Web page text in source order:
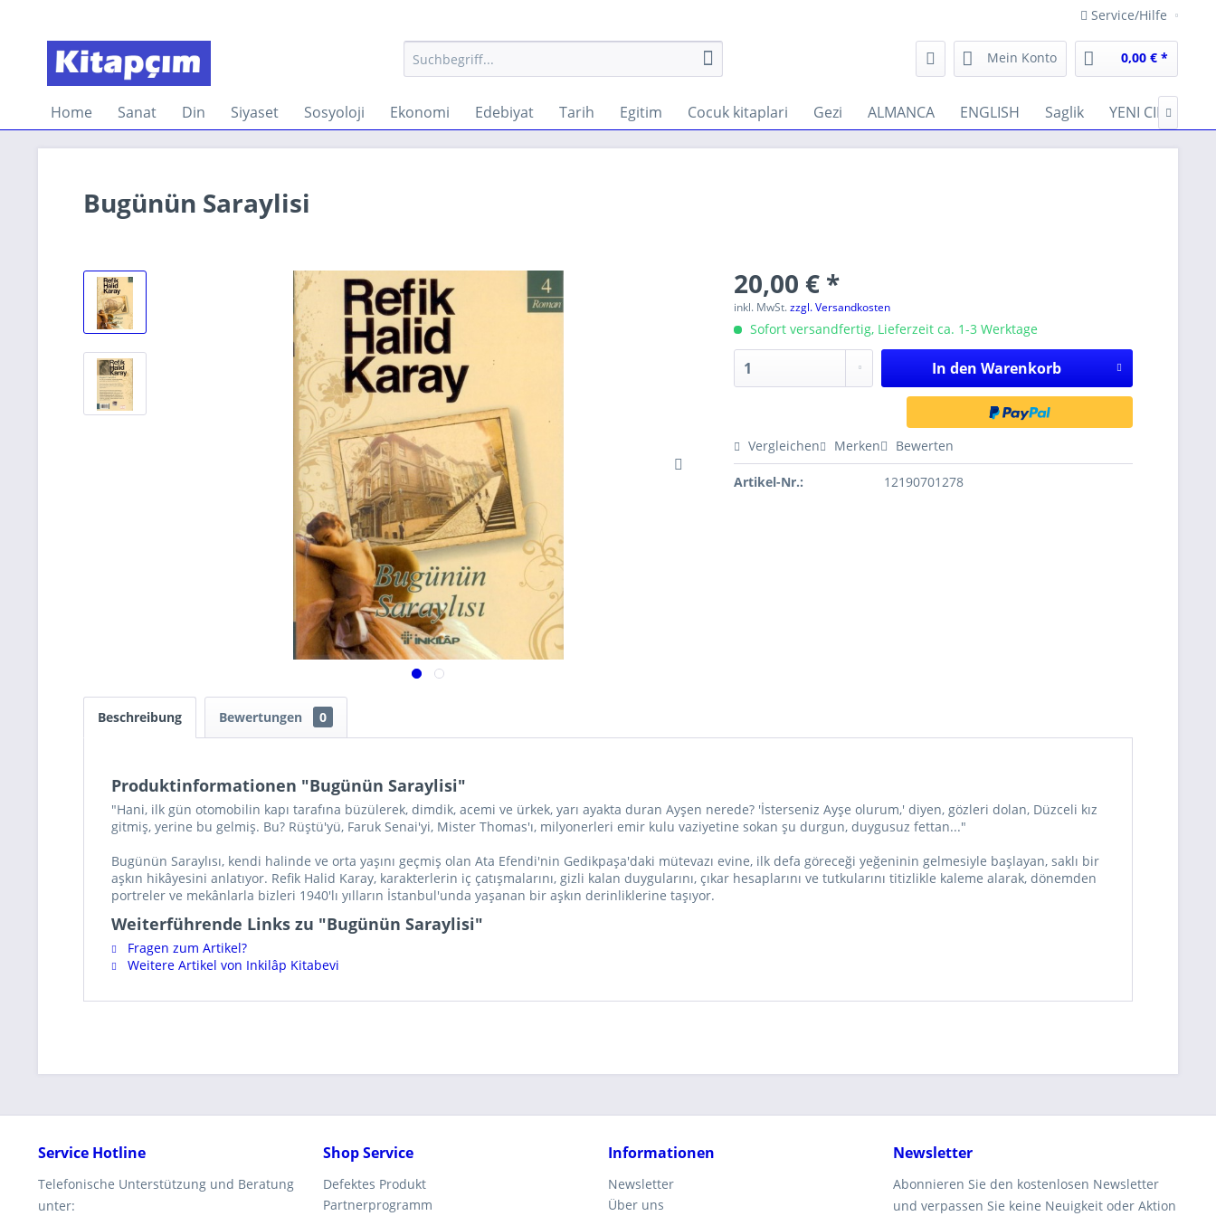
Service/Hilfe
Mein Konto 0,00 € *
Home Sanat Din Siyaset Sosyoloji Ekonomi Edebiyat Tarih Egitim Cocuk kitaplari Gezi ALMANCA ENGLISH Saglik YENI CIKANLAR

Bugünün Saraylisi
20,00 € *
inkl. MwSt.zzgl. Versandkosten
Sofort versandfertig, Lieferzeit ca. 1-3 Werktage
In den Warenkorb
Vergleichen Merken Bewerten
Artikel-Nr.: 12190701278
Beschreibung Bewertungen 0
Produktinformationen "Bugünün Saraylisi"
"Hani, ilk gün otomobilin kapı tarafına büzülerek, dimdik, acemi ve ürkek, yarı ayakta duran Ayşen nerede? 'İsterseniz Ayşe olurum,' diyen, gözleri dolan, Düzceli kız
gitmiş, yerine bu gelmiş. Bu? Rüştü'yü, Faruk Senai'yi, Mister Thomas'ı, milyonerleri emir kulu vaziyetine sokan şu durgun, duygusuz fettan..."
Bugünün Saraylısı, kendi halinde ve orta yaşını geçmiş olan Ata Efendi'nin Gedikpaşa'daki mütevazı evine, ilk defa göreceği yeğeninin gelmesiyle başlayan, saklı bir
aşkın hikâyesini anlatıyor. Refik Halid Karay, karakterlerin iç çatışmalarını, gizli kalan duygularını, çıkar hesaplarını ve tutkularını titizlikle kaleme alarak, dönemden
portreler ve mekânlarla bizleri 1940'lı yılların İstanbul'unda yaşanan bir aşkın derinliklerine taşıyor.
Weiterführende Links zu "Bugünün Saraylisi"
Fragen zum Artikel?
Weitere Artikel von Inkilâp Kitabevi
Service Hotline
Telefonische Unterstützung und Beratung
unter:
Shop Service
Defektes Produkt
Partnerprogramm
Informationen
Newsletter
Über uns
Newsletter
Abonnieren Sie den kostenlosen Newsletter
und verpassen Sie keine Neuigkeit oder Aktion